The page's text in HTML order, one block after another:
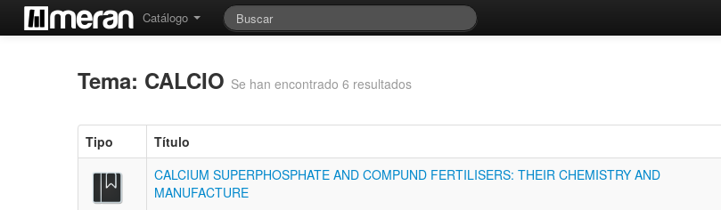
Catálogo
Tema: CALCIO Se han encontrado 6 resultados
Tipo Título
CALCIUM SUPERPHOSPHATE AND COMPUND FERTILISERS: THEIR CHEMISTRY AND
MANUFACTURE